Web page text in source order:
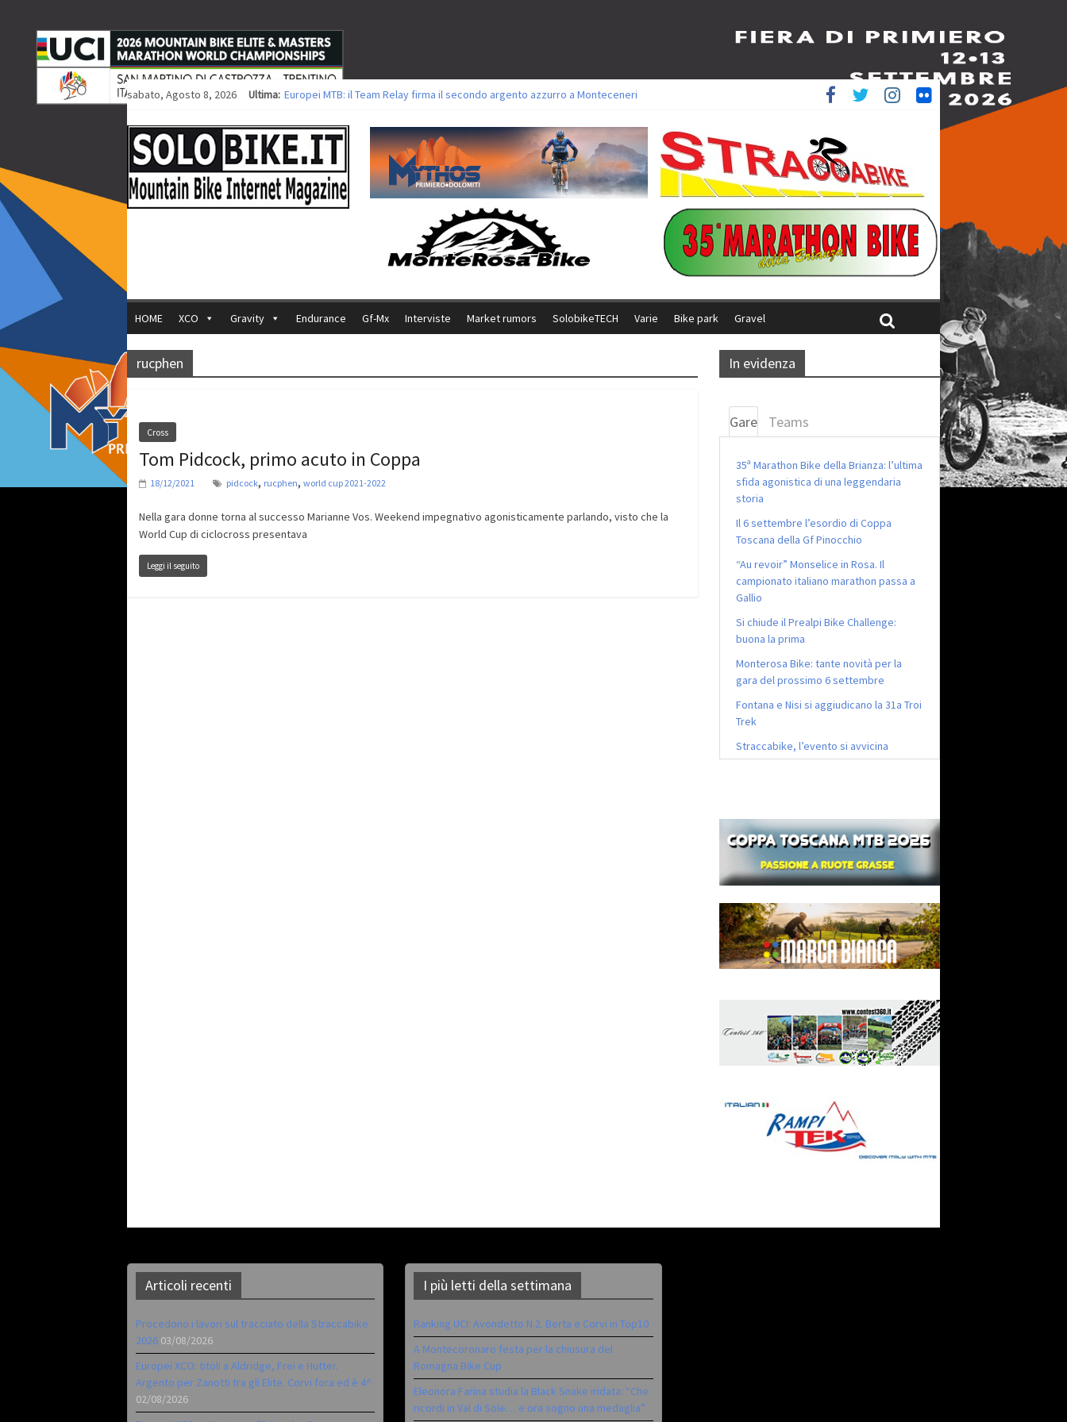
sabato, Agosto 8, 2026 Ultima: Europei MTB: il Team Relay firma il secondo argento azzurro a Monteceneri
Europei XCO: titoli a Aldridge, Frei e Hutter. Argento per Zanotti tra gli Elite. Corvi fora ed è 4^
Europei XCO: vittorie per Ghibaudo, Grossmann e Gallis. Signorelli 5^ la migliore tra gli italiani
35ª Marathon Bike della Brianza: l’ultima sfida agonistica di una leggendaria storia
HOME XCO Gravity Endurance Gf-Mx Interviste Market rumors SolobikeTECH Varie Bike park Gravel
rucphen
Cross
Tom Pidcock, primo acuto in Coppa
18/12/2021 pidcock, rucphen, world cup 2021-2022
Nella gara donne torna al successo Marianne Vos. Weekend impegnativo agonisticamente parlando, visto che la
World Cup di ciclocross presentava
Leggi il seguito
In evidenza
Gare Teams
35ª Marathon Bike della Brianza: l’ultima
sfida agonistica di una leggendaria
storia
Il 6 settembre l’esordio di Coppa
Toscana della Gf Pinocchio
“Au revoir” Monselice in Rosa. Il
campionato italiano marathon passa a
Gallio
Si chiude il Prealpi Bike Challenge:
buona la prima
Monterosa Bike: tante novità per la
gara del prossimo 6 settembre
Fontana e Nisi si aggiudicano la 31a Troi
Trek
Straccabike, l’evento si avvicina
Articoli recenti
Procedono i lavori sul tracciato della Straccabike
2026 03/08/2026
Europei XCO: titoli a Aldridge, Frei e Hutter.
Argento per Zanotti tra gli Elite. Corvi fora ed è 4^
02/08/2026
I più letti della settimana
Ranking UCI: Avondetto N.2. Berta e Corvi in Top10
A Montecoronaro festa per la chiusura del
Romagna Bike Cup
Eleonora Farina studia la Black Snake iridata: “Che
ricordi in Val di Sole… e ora sogno una medaglia”